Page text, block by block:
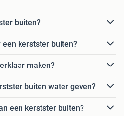
buiten?
een kerstster buiten?
maken?
buiten water geven?
een kerstster buiten?